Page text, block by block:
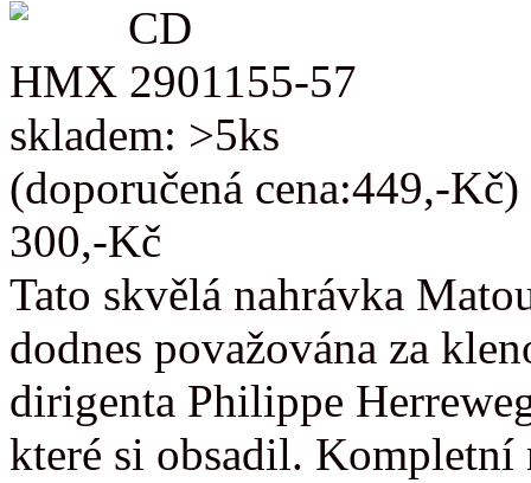
CD
HMX 2901155-57
skladem: >5ks
(doporučená cena:449,-Kč)
300,-Kč
Tato skvělá nahrávka
dodnes považována za
dirigenta Philippe
které si obsadil. Kompletní